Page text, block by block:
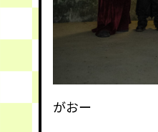
がおー